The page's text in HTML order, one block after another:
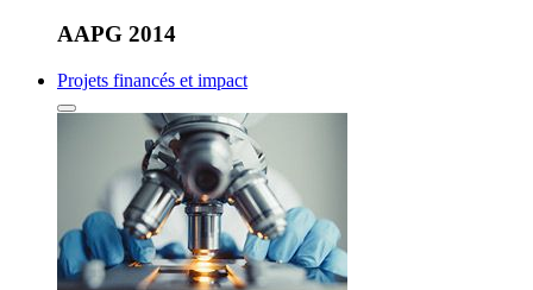
AAPG 2014
Projets financés et impact